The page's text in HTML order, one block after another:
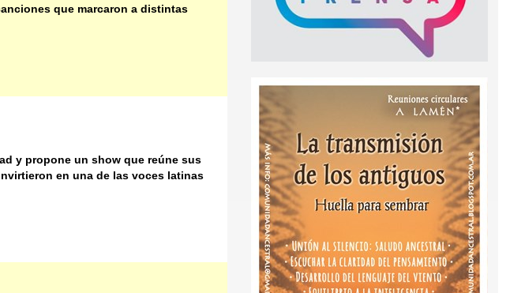
que marcaron a distintas
y propone un show que reúne sus
en una de las voces latinas